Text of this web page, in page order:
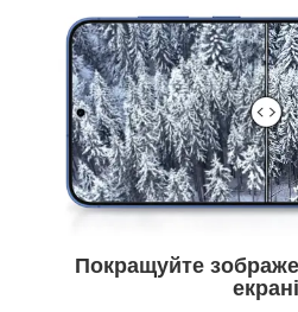
Покращуйте
екрані